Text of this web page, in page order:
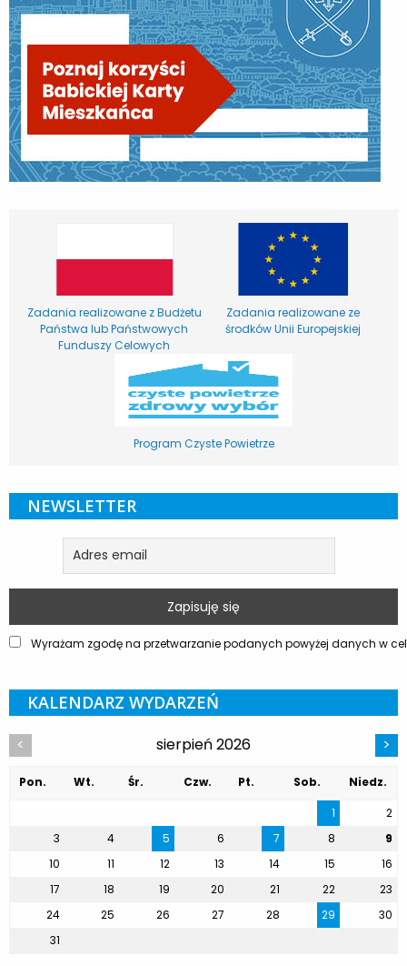
Zadania realizowane z Budżetu
Państwa lub Państwowych
Funduszy Celowych
Zadania realizowane ze
środków Unii Europejskiej
Program Czyste Powietrze
NEWSLETTER
Wyrażam zgodę na przetwarzanie podanych powyżej danych w
KALENDARZ WYDARZEŃ
< sierpień 2026 >
Pon. Wt. Śr. Czw. Pt. Sob.
Niedz.
1
2
3
4 5 6 7 8
9
10
11 12 13 14 15
16
17
18 19 20 21 22
23
24
25 26 27 28 29
30
31